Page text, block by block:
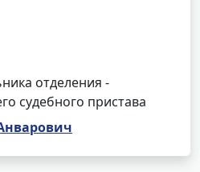
отделения -
судебного пристава